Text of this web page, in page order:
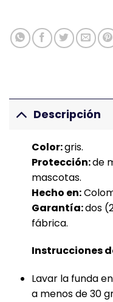
Descripción
Color:gris.
Protección:de
mascotas.
Hecho en:
Garantía:dos
fábrica.
Instrucciones
Lavar la funda
a menos de 30